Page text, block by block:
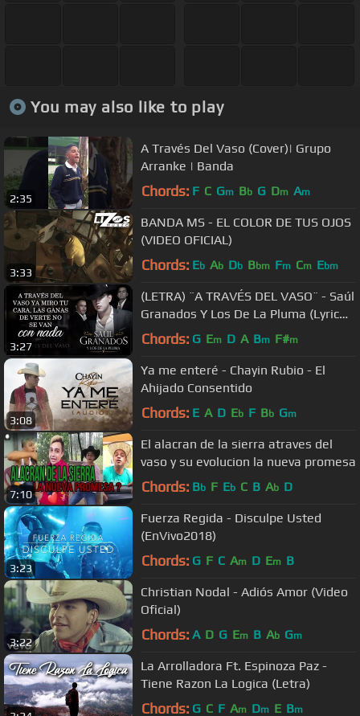
You may also like to play
2:35
A Través Del Vaso (Cover)| Grupo
Arranke | Banda
Chords: F C Gm Bb G Dm Am
3:33
BANDA MS - EL COLOR DE TUS OJOS
(VIDEO OFICIAL)
Chords: Eb Ab Db Bbm Fm Cm Ebm
3:27
(LETRA) ¨A TRAVÉS DEL VASO¨ - Saúl
Granados Y Los De La Pluma (Lyric
Video)
Chords: G Em D A Bm F#m
3:08
Ya me enteré - Chayin Rubio - El
Ahijado Consentido
Chords: E A D Eb F Bb Gm
7:10
El alacran de la sierra atraves del
vaso y su evolucion la nueva promesa
Chords: Bb F Eb C B Ab D
3:23
Fuerza Regida - Disculpe Usted
(EnVivo2018)
Chords: G F C Am D Em B
3:22
Christian Nodal - Adiós Amor (Video
Oficial)
Chords: A D G Em B Ab Gm
La Arrolladora Ft. Espinoza Paz -
Tiene Razon La Logica (Letra)
Chords: G C F Am Dm E Bm